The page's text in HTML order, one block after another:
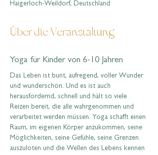
Haigerloch-Weildorf, Deutschland
Über die Veranstaltung
Yoga für Kinder von 6-10 Jahren
Das Leben ist bunt, aufregend, voller Wunder
und wunderschön. Und es ist auch
herausfordernd, schnell und hält so viele
Reizen bereit, die alle wahrgenommen und
verarbeitet werden müssen. Yoga schafft einen
Raum, im eigenen Körper anzukommen, seine
Möglichkeiten, seine Gefühle, seine Grenzen
auszuloten und die Wellen des Lebens kennen